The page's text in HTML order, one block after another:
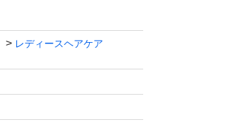
レディースヘアケア